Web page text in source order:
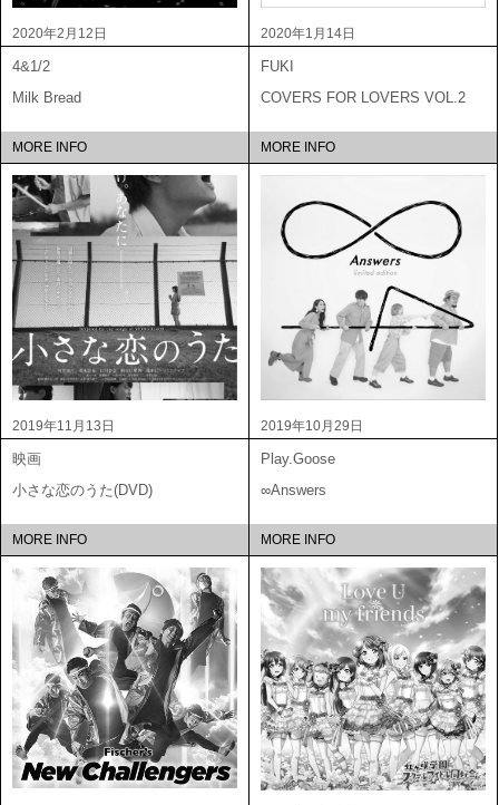
2020年2月12日
4&1/2
Milk Bread
MORE INFO
2020年1月14日
FUKI
COVERS FOR LOVERS VOL.2
MORE INFO
2019年11月13日
映画
小さな恋のうた(DVD)
MORE INFO
2019年10月29日
Play.Goose
∞Answers
MORE INFO